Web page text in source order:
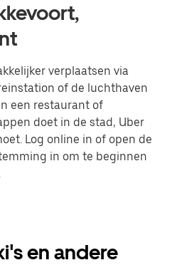
verplaatsen via
of de luchthaven
een restaurant of
doet in de stad, Uber
Log online in of open de
in om te beginnen
en andere